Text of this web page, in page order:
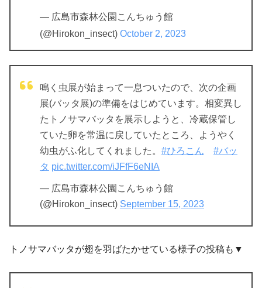
— 広島市森林公園こんちゅう館
(@Hirokon_insect) October 2, 2023
鳴く虫展が始まって一息ついたので、次の企画
展(バッタ展)の準備をはじめています。相変異し
たトノサマバッタを展示しようと、冷蔵保管し
ていた卵を常温に戻していたところ、ようやく
幼虫がふ化してくれました。 #ひろこん
#バッ
タ pic.twitter.com/iJFfF6eNIA
— 広島市森林公園こんちゅう館
(@Hirokon_insect) September 15, 2023
トノサマバッタが翅を羽ばたかせている様子の投稿も▼